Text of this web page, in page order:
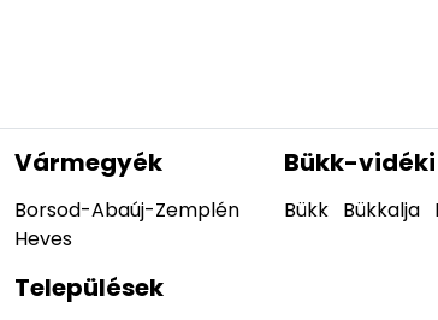
Vármegyék
Borsod-Abaúj-Zemplén
Heves
Bükk-
Bükk Bükkalja
Települések